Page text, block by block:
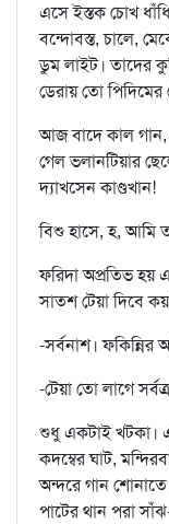
এসে ইস্তক চোখ
বন্দোবস্ত, চালে,
ডুম লাইট। তাদের
ডেরায় তো
আজ বাদে কাল গান,
গেল ভলানটিয়ার
দ্যাখসেন কাণ্ডখান!
বিশু হাসে, হ, আমি
ফরিদা অপ্রতিভ হয়
সাতশ টেয়া দিবে
-সর্বনাশ। ফকিন্নির
-টেয়া তো লাগে
শুধু একটাই খটকা।
কদম্বের ঘাট,
অন্দরে গান শোনাতে
পাটের থান পরা